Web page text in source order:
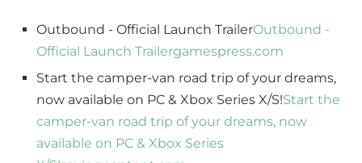
Outbound - Official Launch TrailerOutbound -
Official Launch Trailergamespress.com
Start the camper-van road trip of your dreams,
now available on PC & Xbox Series X/S!Start the
camper-van road trip of your dreams, now
available on PC & Xbox Series